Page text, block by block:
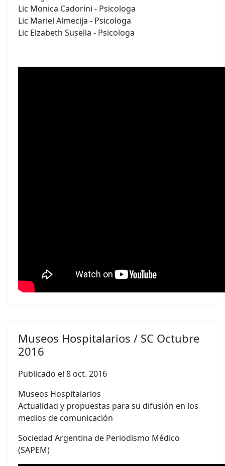
Lic Monica Cadorini - Psicologa
Lic Mariel Almecija - Psicologa
Lic Elzabeth Susella - Psicologa
Museos Hospitalarios / SC Octubre
2016
Publicado el 8 oct. 2016
Museos Hospitalarios
Actualidad y propuestas para su difusión en los
medios de comunicación
Sociedad Argentina de Periodismo Médico
(SAPEM)